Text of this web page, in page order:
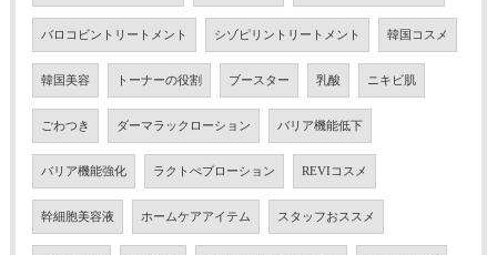
バロコビントリートメント シゾピリントリートメント 韓国コスメ
韓国美容 トーナーの役割 ブースター 乳酸 ニキビ肌
ごわつき ダーマラックローション バリア機能低下
バリア機能強化 ラクトぺプローション REVIコスメ
幹細胞美容液 ホームケアアイテム スタッフおススメ